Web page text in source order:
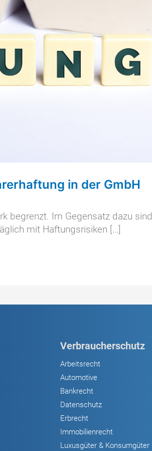
in der GmbH
begrenzt. Im Gegensatz dazu sind
mit Haftungsrisiken […]
Verbraucherschutz
Arbeitsrecht
Automotive
Bankrecht
Datenschutz
Erbrecht
Immobilienrecht
Luxusgüter & Konsumgüter